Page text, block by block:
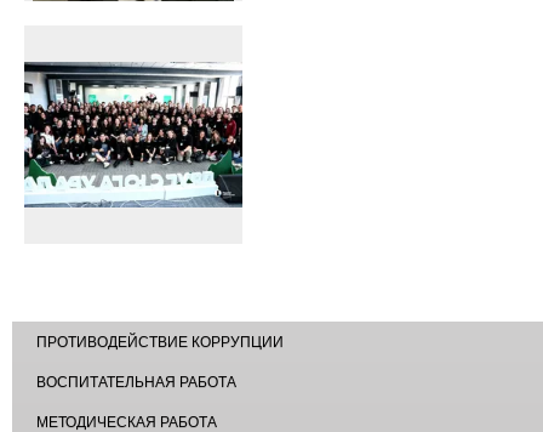
ПРОТИВОДЕЙСТВИЕ КОРРУПЦИИ
ВОСПИТАТЕЛЬНАЯ РАБОТА
МЕТОДИЧЕСКАЯ РАБОТА